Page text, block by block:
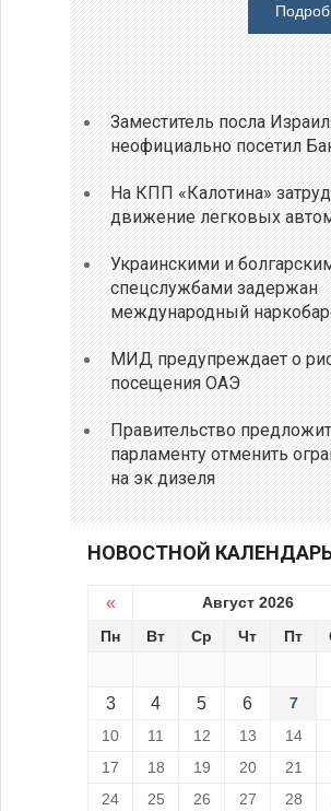
Заместитель посла
неофициально посетил
На КПП «Калотина»
движение легковых
Украинскими и
спецслужбами задержан
международный
МИД предупреждает о
посещения ОАЭ
Правительство
парламенту отменить
на эк дизеля
НОВОСТНОЙ
« Август 2026
Пн Вт Ср Чт Пт
3 4 5 6 7
10
11 12 13 14
17
18 19 20 21
24
25 26 27 28